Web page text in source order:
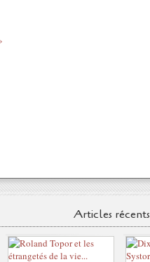
Articles récents